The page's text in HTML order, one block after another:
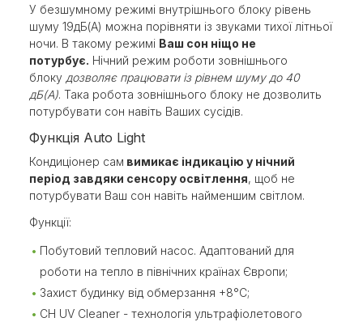
У безшумному режимі внутрішнього блоку рівень
шуму 19дБ(А) можна порівняти із звуками тихої літньої
ночи. В такому режимі Ваш сон ніщо не
потурбує. Нічний режим роботи зовнішнього
блоку дозволяє працювати із рівнем шуму до 40
дБ(А). Така робота зовнішнього блоку не дозволить
потурбувати сон навіть Ваших сусідів.
Функція Auto Light
Кондиціонер сам вимикає індикацію у нічний
період завдяки сенсору освітлення, щоб не
потурбувати Ваш сон навіть найменшим світлом.
Функції:
Побутовий тепловий насос. Адаптований для
роботи на тепло в північних країнах Європи;
Захист будинку від обмерзання +8°C;
CH UV Cleaner - технологія ультрафіолетового